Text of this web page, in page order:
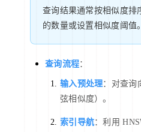
查询结果通常按相似度排
的数量或设置相似度阈值。
查询流程：
输入预处理：对查询
弦相似度）。
索引导航：利用